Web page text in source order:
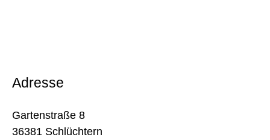
Adresse
Gartenstraße 8
36381 Schlüchtern